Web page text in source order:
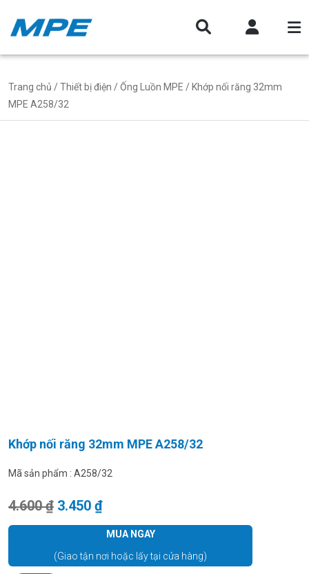
Trang chủ /Thiết bị điện /Ống Luồn MPE / Khớp nối răng 32mm
MPE A258/32
Khớp nối răng 32mm MPE A258/32
Mã sản phẩm : A258/32
4.600₫ Giá gốc là: 4.600 ₫.
3.450 ₫Giá hiện tại là: 3.450 ₫.
MUA NGAY
(Giao tận nơi hoặc lấy tại cửa hàng)